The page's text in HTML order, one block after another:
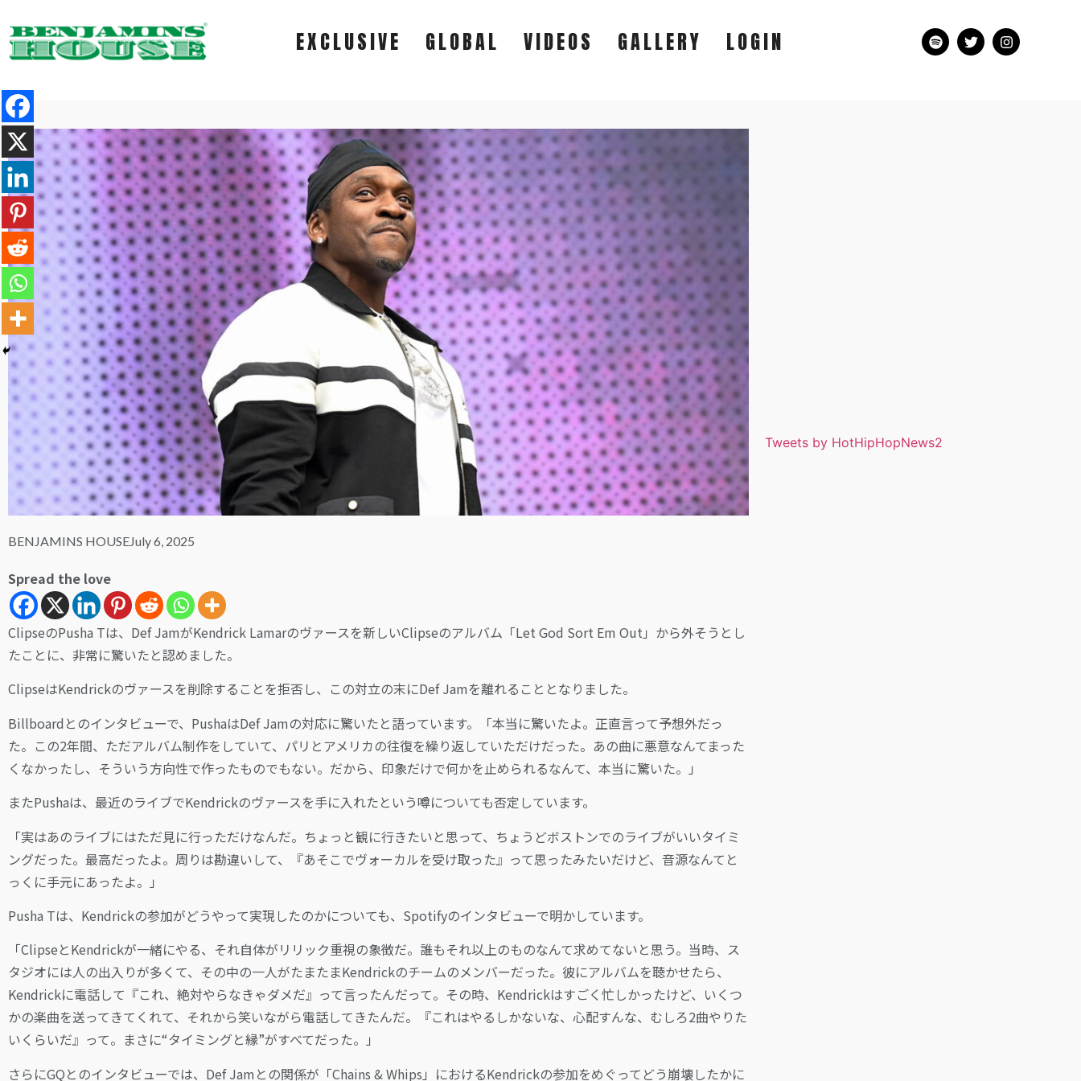
EXCLUSIVE GLOBAL VIDEOS GALLERY LOGIN
EXCLUSIVE
GLOBAL
VIDEOS
GALLERY
LOGIN
BENJAMINS HOUSEJuly 6, 2025
Spread the love
ClipseのPusha Tは、Def JamがKendrick Lamarのヴァースを新しいClipseのアルバム「Let God Sort Em Out」から外そうとし
たことに、非常に驚いたと認めました。
ClipseはKendrickのヴァースを削除することを拒否し、この対立の末にDef Jamを離れることとなりました。
Billboardとのインタビューで、PushaはDef Jamの対応に驚いたと語っています。「本当に驚いたよ。正直言って予想外だっ
た。この2年間、ただアルバム制作をしていて、パリとアメリカの往復を繰り返していただけだった。あの曲に悪意なんてまった
くなかったし、そういう方向性で作ったものでもない。だから、印象だけで何かを止められるなんて、本当に驚いた。」
またPushaは、最近のライブでKendrickのヴァースを手に入れたという噂についても否定しています。
「実はあのライブにはただ見に行っただけなんだ。ちょっと観に行きたいと思って、ちょうどボストンでのライブがいいタイミ
ングだった。最高だったよ。周りは勘違いして、『あそこでヴォーカルを受け取った』って思ったみたいだけど、音源なんてと
っくに手元にあったよ。」
Pusha Tは、Kendrickの参加がどうやって実現したのかについても、Spotifyのインタビューで明かしています。
「ClipseとKendrickが一緒にやる、それ自体がリリック重視の象徴だ。誰もそれ以上のものなんて求めてないと思う。当時、ス
タジオには人の出入りが多くて、その中の一人がたまたまKendrickのチームのメンバーだった。彼にアルバムを聴かせたら、
Kendrickに電話して『これ、絶対やらなきゃダメだ』って言ったんだって。その時、Kendrickはすごく忙しかったけど、いくつ
かの楽曲を送ってきてくれて、それから笑いながら電話してきたんだ。『これはやるしかないな、心配すんな、むしろ2曲やりた
いくらいだ』って。まさに“タイミングと縁”がすべてだった。」
さらにGQとのインタビューでは、Def Jamとの関係が「Chains & Whips」におけるKendrickの参加をめぐってどう崩壊したかに
Tweets by HotHipHopNews2